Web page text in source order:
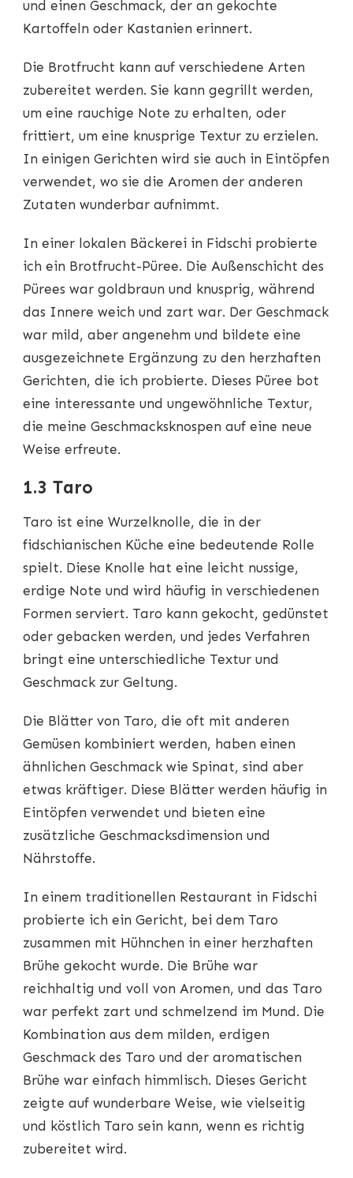
und einen Geschmack, der an gekochte
Kartoffeln oder Kastanien erinnert.
Die Brotfrucht kann auf verschiedene Arten
zubereitet werden. Sie kann gegrillt werden,
um eine rauchige Note zu erhalten, oder
frittiert, um eine knusprige Textur zu erzielen.
In einigen Gerichten wird sie auch in Eintöpfen
verwendet, wo sie die Aromen der anderen
Zutaten wunderbar aufnimmt.
In einer lokalen Bäckerei in Fidschi probierte
ich ein Brotfrucht-Püree. Die Außenschicht des
Pürees war goldbraun und knusprig, während
das Innere weich und zart war. Der Geschmack
war mild, aber angenehm und bildete eine
ausgezeichnete Ergänzung zu den herzhaften
Gerichten, die ich probierte. Dieses Püree bot
eine interessante und ungewöhnliche Textur,
die meine Geschmacksknospen auf eine neue
Weise erfreute.
1.3 Taro
Taro ist eine Wurzelknolle, die in der
fidschianischen Küche eine bedeutende Rolle
spielt. Diese Knolle hat eine leicht nussige,
erdige Note und wird häufig in verschiedenen
Formen serviert. Taro kann gekocht, gedünstet
oder gebacken werden, und jedes Verfahren
bringt eine unterschiedliche Textur und
Geschmack zur Geltung.
Die Blätter von Taro, die oft mit anderen
Gemüsen kombiniert werden, haben einen
ähnlichen Geschmack wie Spinat, sind aber
etwas kräftiger. Diese Blätter werden häufig in
Eintöpfen verwendet und bieten eine
zusätzliche Geschmacksdimension und
Nährstoffe.
In einem traditionellen Restaurant in Fidschi
probierte ich ein Gericht, bei dem Taro
zusammen mit Hühnchen in einer herzhaften
Brühe gekocht wurde. Die Brühe war
reichhaltig und voll von Aromen, und das Taro
war perfekt zart und schmelzend im Mund. Die
Kombination aus dem milden, erdigen
Geschmack des Taro und der aromatischen
Brühe war einfach himmlisch. Dieses Gericht
zeigte auf wunderbare Weise, wie vielseitig
und köstlich Taro sein kann, wenn es richtig
zubereitet wird.